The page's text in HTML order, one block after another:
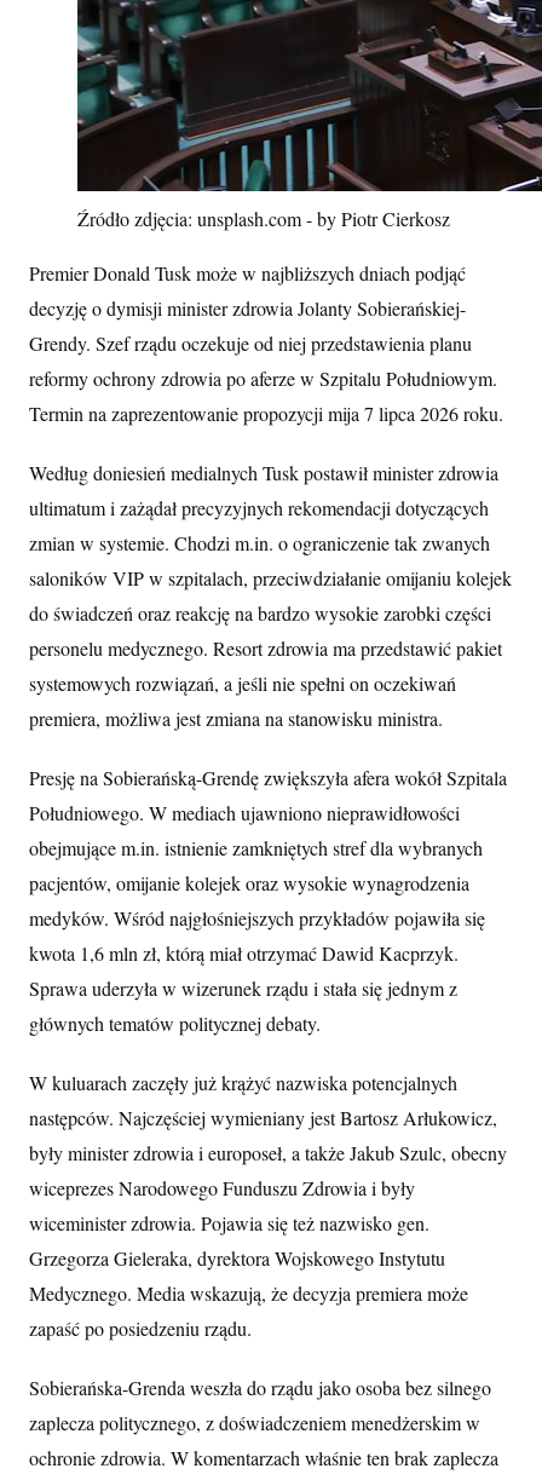
Źródło zdjęcia: unsplash.com - by Piotr Cierkosz
Premier Donald Tusk może w najbliższych dniach podjąć
decyzję o dymisji minister zdrowia Jolanty Sobierańskiej-
Grendy. Szef rządu oczekuje od niej przedstawienia planu
reformy ochrony zdrowia po aferze w Szpitalu Południowym.
Termin na zaprezentowanie propozycji mija 7 lipca 2026 roku.
Według doniesień medialnych Tusk postawił minister zdrowia
ultimatum i zażądał precyzyjnych rekomendacji dotyczących
zmian w systemie. Chodzi m.in. o ograniczenie tak zwanych
saloników VIP w szpitalach, przeciwdziałanie omijaniu kolejek
do świadczeń oraz reakcję na bardzo wysokie zarobki części
personelu medycznego. Resort zdrowia ma przedstawić pakiet
systemowych rozwiązań, a jeśli nie spełni on oczekiwań
premiera, możliwa jest zmiana na stanowisku ministra.
Presję na Sobierańską-Grendę zwiększyła afera wokół Szpitala
Południowego. W mediach ujawniono nieprawidłowości
obejmujące m.in. istnienie zamkniętych stref dla wybranych
pacjentów, omijanie kolejek oraz wysokie wynagrodzenia
medyków. Wśród najgłośniejszych przykładów pojawiła się
kwota 1,6 mln zł, którą miał otrzymać Dawid Kacprzyk.
Sprawa uderzyła w wizerunek rządu i stała się jednym z
głównych tematów politycznej debaty.
W kuluarach zaczęły już krążyć nazwiska potencjalnych
następców. Najczęściej wymieniany jest Bartosz Arłukowicz,
były minister zdrowia i europoseł, a także Jakub Szulc, obecny
wiceprezes Narodowego Funduszu Zdrowia i były
wiceminister zdrowia. Pojawia się też nazwisko gen.
Grzegorza Gieleraka, dyrektora Wojskowego Instytutu
Medycznego. Media wskazują, że decyzja premiera może
zapaść po posiedzeniu rządu.
Sobierańska-Grenda weszła do rządu jako osoba bez silnego
zaplecza politycznego, z doświadczeniem menedżerskim w
ochronie zdrowia. W komentarzach właśnie ten brak zaplecza